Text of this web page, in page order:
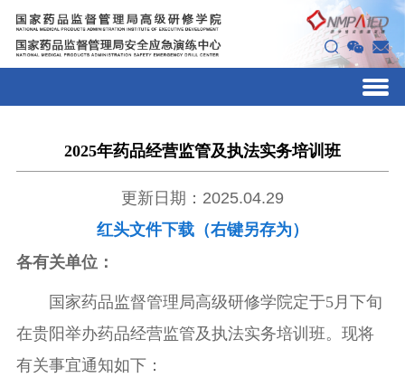
2025年药品经营监管及执法实务培训班
更新日期：2025.04.29
红头文件下载（右键另存为）
各有关单位：
国家药品监督管理局高级研修学院定于5月下旬
在贵阳举办药品经营监管及执法实务培训班。现将
有关事宜通知如下：